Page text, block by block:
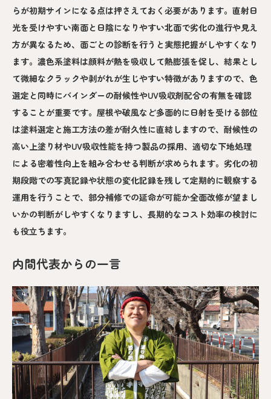
らが初期サインになる点は押さえておく必要があります。直射日
光を受けやすい南面と日陰になりやすい北面で劣化の進行や見え
方が異なるため、面ごとの診断を行うと実態把握がしやすくなり
ます。濃色系塗料は顔料が熱を吸収して熱膨張を促し、結果とし
て微細なクラックや剥がれが生じやすい特徴がありますので、色
選定と同時にバインダーの耐候性やUV吸収剤配合の有無を確認
することが重要です。屋根や破風など多面的に日射を受ける部位
は塗料選定と施工方法の差が耐久性に直結しますので、耐候性の
高い上塗り材やUV吸収性能を持つ製品の採用、適切な下地処理
による密着性向上を組み合わせる判断が求められます。劣化の初
期段階での写真記録や状態の変化記録を残して定期的に観察する
運用を行うことで、部分補修での延命が可能か全面改修が望まし
いかの判断がしやすくなりますし、長期的なコスト効率の検討に
も役立ちます。
内間代表からの一言